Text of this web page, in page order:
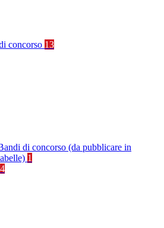
concorso 13
di concorso (da pubblicare in
1
4